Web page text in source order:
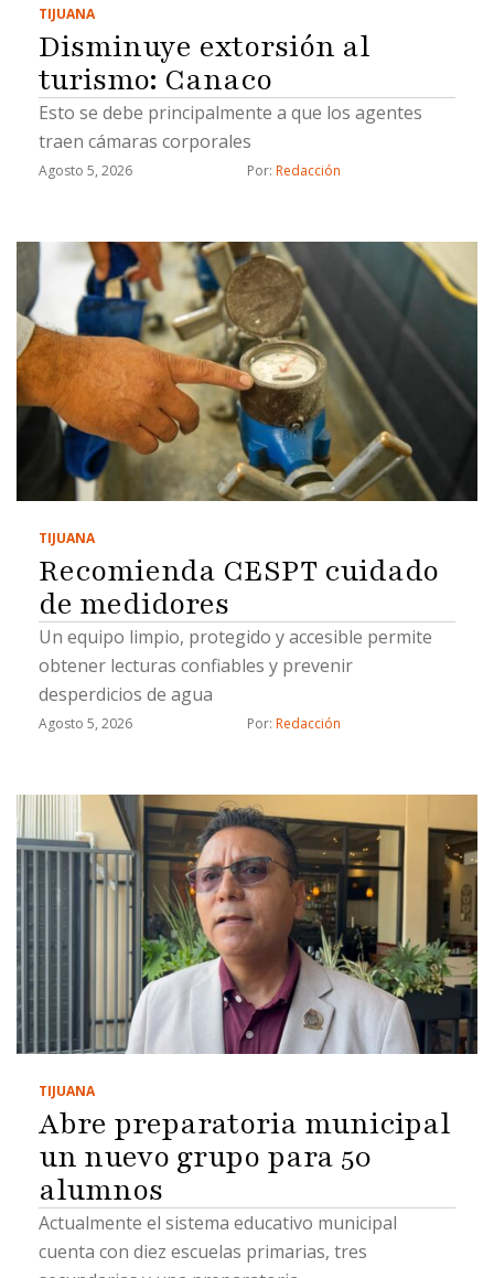
TIJUANA
Disminuye extorsión al
turismo: Canaco
Esto se debe principalmente a que los agentes
traen cámaras corporales
Agosto 5, 2026 Por: Redacción
TIJUANA
Recomienda CESPT cuidado
de medidores
Un equipo limpio, protegido y accesible permite
obtener lecturas confiables y prevenir
desperdicios de agua
Agosto 5, 2026 Por: Redacción
TIJUANA
Abre preparatoria municipal
un nuevo grupo para 50
alumnos
Actualmente el sistema educativo municipal
cuenta con diez escuelas primarias, tres